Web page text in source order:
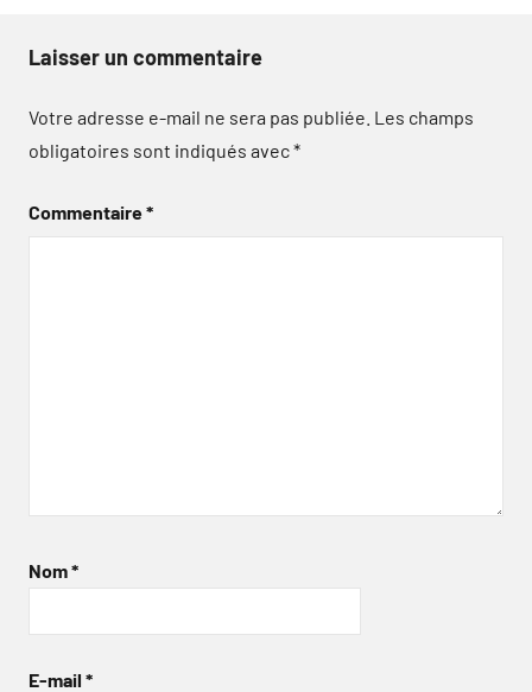
Laisser un commentaire
Votre adresse e-mail ne sera pas publiée. Les champs
obligatoires sont indiqués avec*
Commentaire*
Nom*
E-mail *